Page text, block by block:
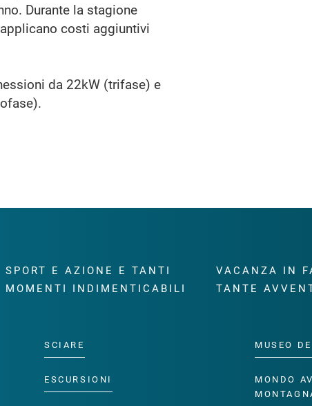
Durante la stagione
costi aggiuntivi
da 22kW (trifase) e
SPORT E AZIONE E TANTI
MOMENTI INDIMENTICABILI
SCIARE
ESCURSIONI
VACANZA IN
TANTE
MUSEO
MONDO